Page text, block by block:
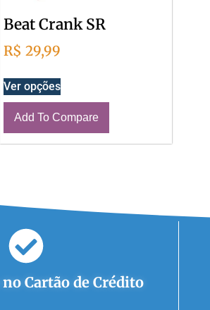
Beat Crank SR
R$ 29,99
Ver opções
Add To Compare
no Cartão de Crédito